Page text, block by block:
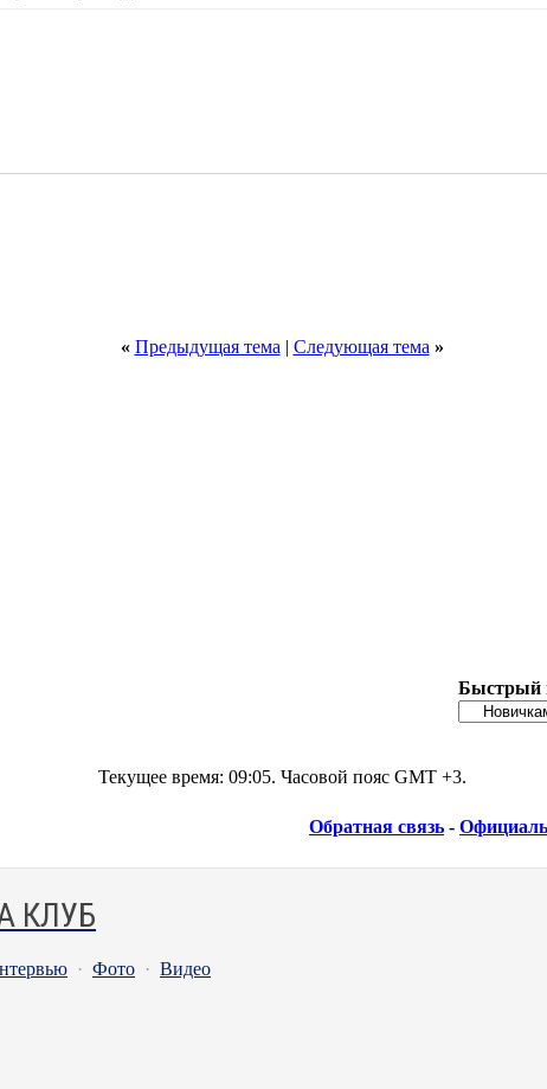
« Предыдущая тема | Следующая тема »
Быстрый
Текущее время: 09:05. Часовой пояс GMT +3.
Обратная связь -
КЛУБ
· Фото · Видео